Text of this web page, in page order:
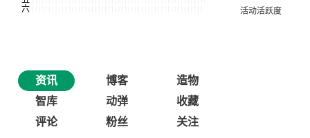
资讯 博客
造物
智库
动弹
收藏
评论
粉丝 关注